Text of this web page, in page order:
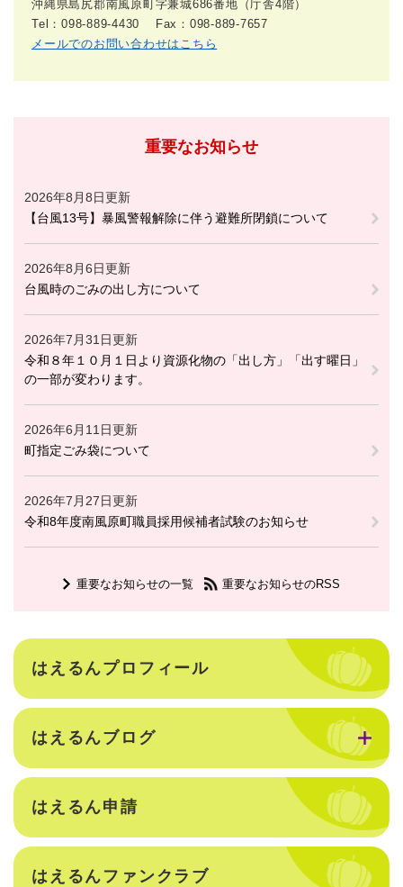
沖縄県島尻郡南風原町字兼城686番地（庁舎4階）
Tel：098-889-4430
Fax：098-889-7657
メールでのお問い合わせはこちら
重要なお知らせ
2026年8月8日更新
【台風13号】暴風警報解除に伴う避難所閉鎖について
2026年8月6日更新
台風時のごみの出し方について
2026年7月31日更新
令和８年１０月１日より資源化物の「出し方」「出す曜日」
の一部が変わります。
2026年6月11日更新
町指定ごみ袋について
2026年7月27日更新
令和8年度南風原町職員採用候補者試験のお知らせ
重要なお知らせの一覧 重要なお知らせのRSS
はえるんプロフィール
はえるんブログ
はえるん申請
はえるんファンクラブ